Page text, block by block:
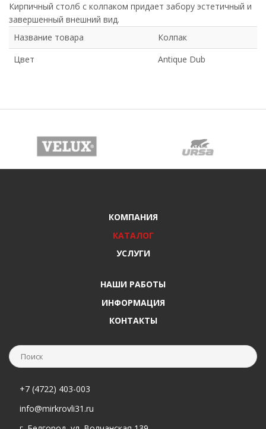
Кирпичный столб с колпаком придает забору эстетичный и
завершенный внешний вид.
Название товара
Колпак
Цвет
Antique Dub
КОМПАНИЯ
КАТАЛОГ
УСЛУГИ
НАШИ РАБОТЫ
ИНФОРМАЦИЯ
КОНТАКТЫ
+7 (4722) 403-003
info@mirkrovli31.ru